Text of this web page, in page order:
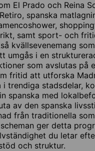
El Prado och Reina
spanska
samt sport- och
kvällsevenemang
umgås i en
som avslutas på
fritid att utforska
i trendiga stadsdelar,
spanska med
av den spanska
från traditionella
ger detta
du letar
och struktur.